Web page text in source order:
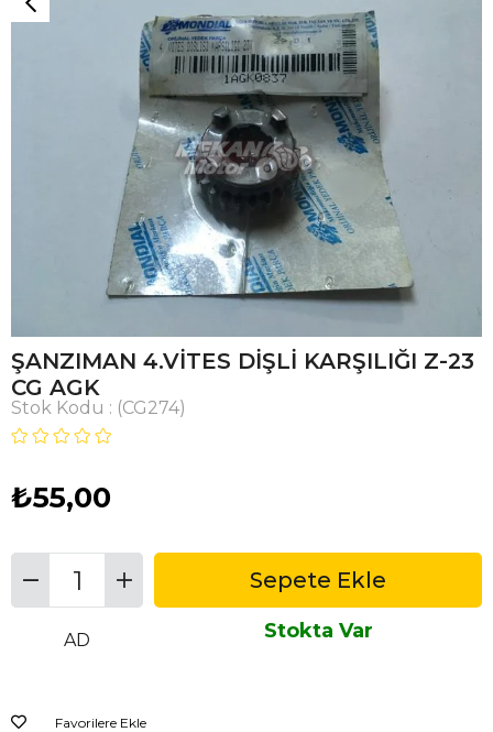
ŞANZIMAN 4.VİTES DİŞLİ KARŞILIĞI Z-23
CG AGK
Stok Kodu (CG274)
₺55,00
AD Stokta Var
Favorilere Ekle